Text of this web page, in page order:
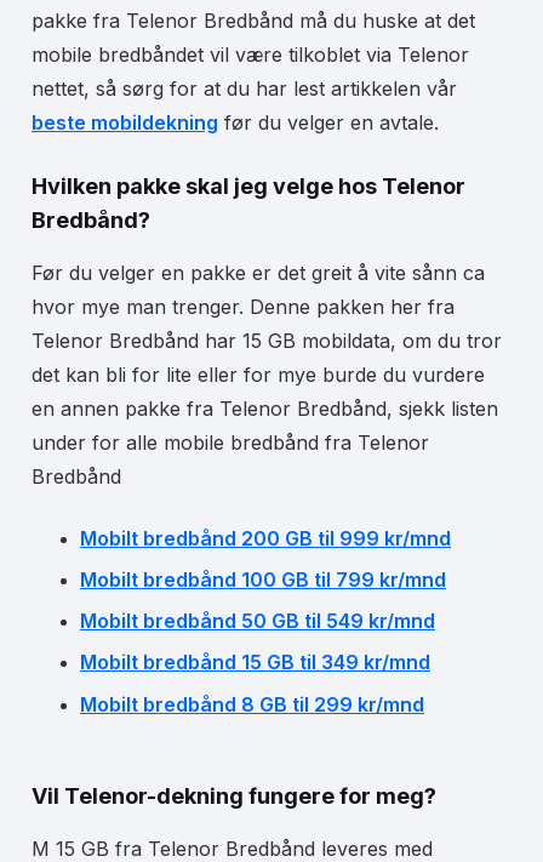
pakke fra Telenor Bredbånd må du huske at det
mobile bredbåndet vil være tilkoblet via Telenor
nettet, så sørg for at du har lest artikkelen vår
beste mobildekning før du velger en avtale.
Hvilken pakke skal jeg velge hos Telenor
Bredbånd?
Før du velger en pakke er det greit å vite sånn ca
hvor mye man trenger. Denne pakken her fra
Telenor Bredbånd har 15 GB mobildata, om du tror
det kan bli for lite eller for mye burde du vurdere
en annen pakke fra Telenor Bredbånd, sjekk listen
under for alle mobile bredbånd fra Telenor
Bredbånd
Mobilt bredbånd 200 GB til 999 kr/mnd
Mobilt bredbånd 100 GB til 799 kr/mnd
Mobilt bredbånd 50 GB til 549 kr/mnd
Mobilt bredbånd 15 GB til 349 kr/mnd
Mobilt bredbånd 8 GB til 299 kr/mnd
Vil Telenor-dekning fungere for meg?
M 15 GB fra Telenor Bredbånd leveres med